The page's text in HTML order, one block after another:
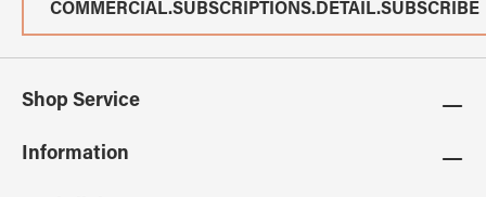
COMMERCIAL.SUBSCRIPTIONS.DETAIL.SUBSCRIBE
Shop Service
Information